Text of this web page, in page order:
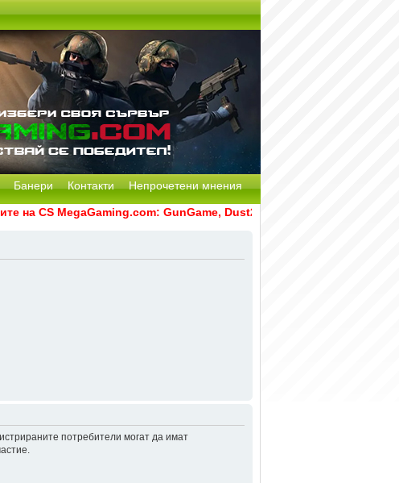
Банери Контакти Непрочетени мнения
на CS MegaGaming.com: GunGame, Dust2, CS:GO Remake [Multi-
потребители могат да имат